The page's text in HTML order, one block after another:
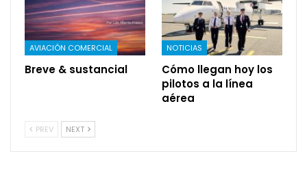
AVIACIÓN COMERCIAL
Breve & sustancial
NOTICIAS
Cómo llegan hoy los
pilotos a la línea
aérea
PREV NEXT